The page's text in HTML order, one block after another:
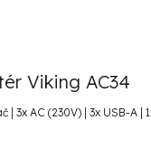
Viking AC34
| 3x AC (230V) | 3x USB-A |